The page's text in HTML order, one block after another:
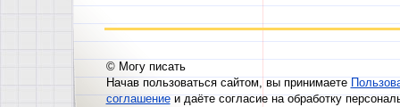
© Могу писать
Начав пользоваться сайтом, вы принимаете
соглашениеи даёте согласие на обработку